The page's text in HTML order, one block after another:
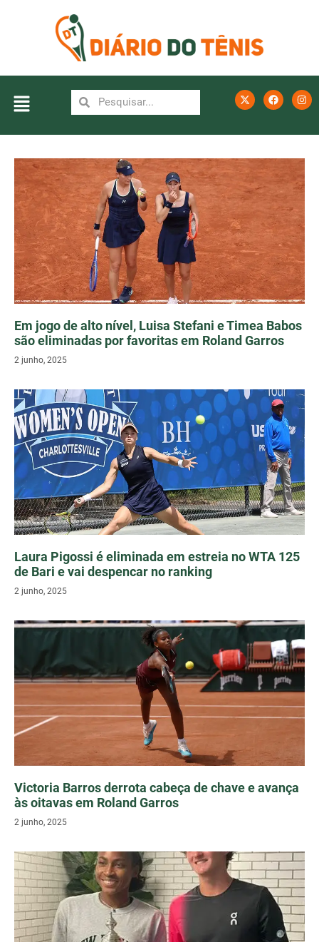
Em jogo de alto nível, Luisa Stefani e Timea Babos
são eliminadas por favoritas em Roland Garros
2 junho, 2025
Laura Pigossi é eliminada em estreia no WTA 125
de Bari e vai despencar no ranking
2 junho, 2025
Victoria Barros derrota cabeça de chave e avança
às oitavas em Roland Garros
2 junho, 2025